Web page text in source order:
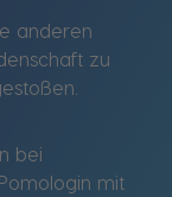
anderen
zu
bei
mit